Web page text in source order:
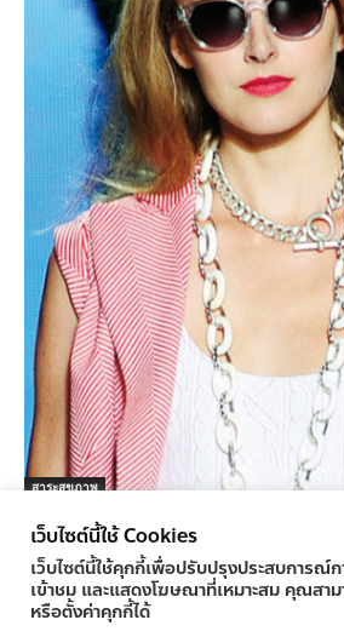
สาระสุขภาพ
เลือกแว่นกันแดดให้เหมาะกับหน้
ครูทูเดย์ ข่าวการศึกษา - 28/03/2011
เว็บไซต์นี้ใช้ Cookies
เว็บไซต์นี้ใช้คุกกี้เพื่อปรับปรุงประสบการณ์ก
เข้าชม และแสดงโฆษณาที่เหมาะสม คุณสา
หรือตั้งค่าคุกกี้ได้